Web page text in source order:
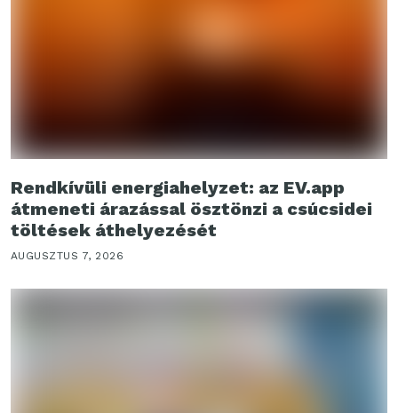
Rendkívüli energiahelyzet: az EV.app
átmeneti árazással ösztönzi a csúcsidei
töltések áthelyezését
AUGUSZTUS 7, 2026